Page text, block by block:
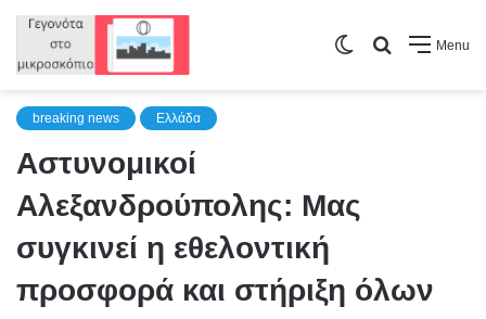
Menu
Search
Switch
breaking news Ελλάδα
Αστυνομικοί
Αλεξανδρούπολης: Μας
συγκινεί η εθελοντική
προσφορά και στήριξη όλων